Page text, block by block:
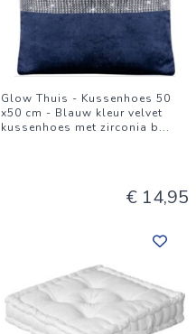
Glow Thuis - Kussenhoes 50
x50 cm - Blauw kleur velvet
kussenhoes met zirconia b...
€ 14,95